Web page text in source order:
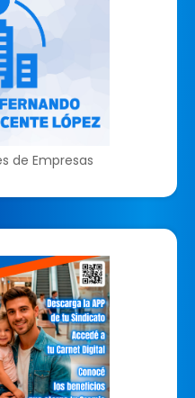
de Empresas